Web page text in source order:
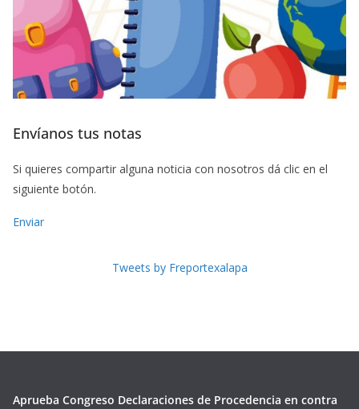
Envíanos tus notas
Si quieres compartir alguna noticia con nosotros dá clic en el
siguiente botón.
Enviar
Tweets by Freportexalapa
Aprueba Congreso Declaraciones de Procedencia en contra